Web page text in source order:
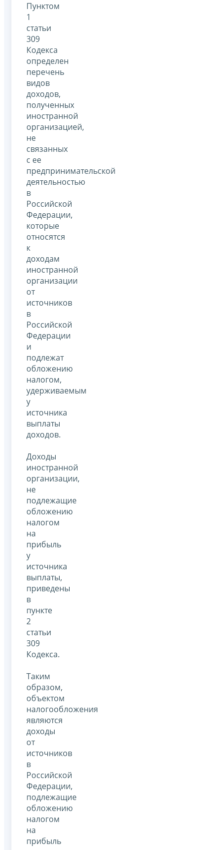
Пунктом
1
статьи
309
Кодекса
определен
перечень
видов
доходов,
полученных
иностранной
организацией,
не
связанных
с ее
предпринимательской
деятельностью
в
Российской
Федерации,
которые
относятся
к
доходам
иностранной
организации
от
источников
в
Российской
Федерации
и
подлежат
обложению
налогом,
удерживаемым
у
источника
выплаты
доходов.
Доходы
иностранной
организации,
не
подлежащие
обложению
налогом
на
прибыль
у
источника
выплаты,
приведены
в
пункте
2
статьи
309
Кодекса.
Таким
образом,
объектом
налогообложения
являются
доходы
от
источников
в
Российской
Федерации,
подлежащие
обложению
налогом
на
прибыль